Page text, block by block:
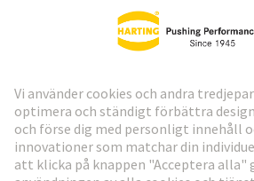
HARTING:s nyhetsbrev
Gå till registrering